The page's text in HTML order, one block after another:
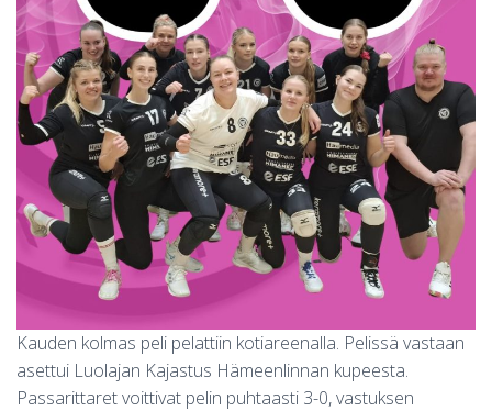
Kauden kolmas peli pelattiin kotiareenalla. Pelissä vastaan
asettui Luolajan Kajastus Hämeenlinnan kupeesta.
Passarittaret voittivat pelin puhtaasti 3-0, vastuksen